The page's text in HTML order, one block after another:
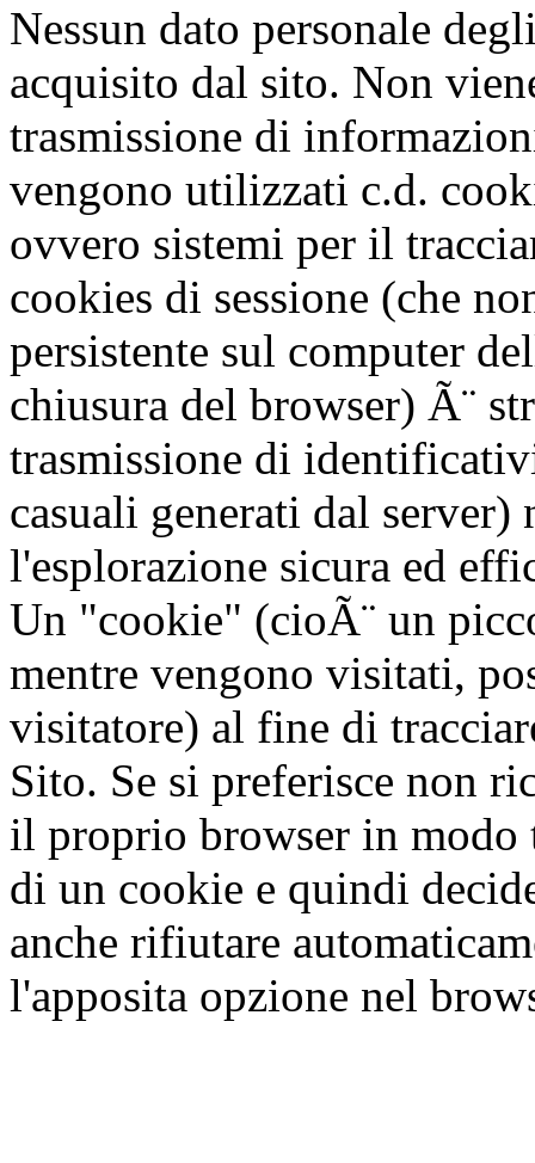
Nessun dato personale
acquisito dal sito. Non
trasmissione di
vengono utilizzati c.d.
ovvero sistemi per il
cookies di sessione (che
persistente sul computer
chiusura del browser) Ã¨
trasmissione di
casuali generati dal server)
l'esplorazione sicura ed
Un "cookie" (cioÃ¨ un
mentre vengono visitati,
visitatore) al fine di
Sito. Se si preferisce non
il proprio browser in modo
di un cookie e quindi
anche rifiutare
l'apposita opzione nel